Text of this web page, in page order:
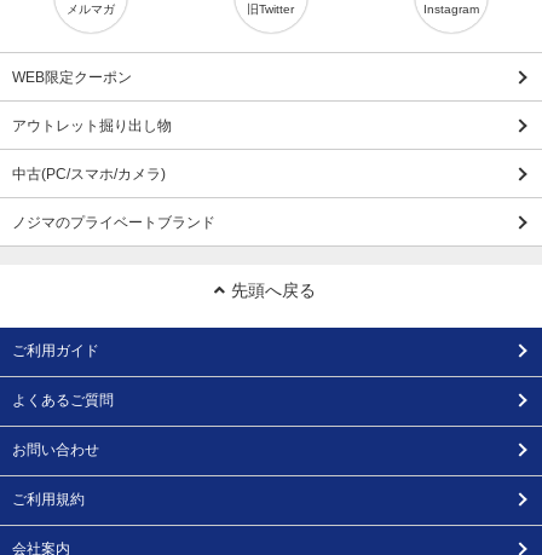
メルマガ 旧Twitter Instagram
WEB限定クーポン
アウトレット掘り出し物
中古(PC/スマホ/カメラ)
ノジマのプライベートブランド
先頭へ戻る
ご利用ガイド
よくあるご質問
お問い合わせ
ご利用規約
会社案内